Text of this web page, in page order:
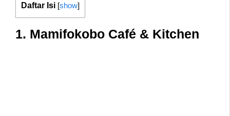
Daftar Isi [show]
1. Mamifokobo Café & Kitchen